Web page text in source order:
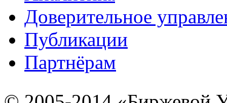
Аналитика
Доверительное
Публикации
Партнёрам